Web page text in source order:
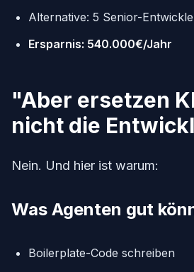
Alternative: 5 Senior-
Ersparnis: 540.000€/Jahr
"Aber ersetzen
nicht die
Nein. Und hier ist warum:
Was Agenten gut
Boilerplate-Code schreiben